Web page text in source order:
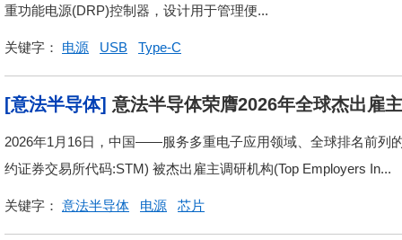
重功能电源(DRP)控制器，设计用于管理便...
关键字： 电源 USB Type-C
[意法半导体] 意法半导体荣膺2026年全球杰出雇主
2026年1月16日，中国——服务多重电子应用领域、全球排名前列
约证券交易所代码:STM) 被杰出雇主调研机构(Top Employers In...
关键字： 意法半导体 电源 芯片